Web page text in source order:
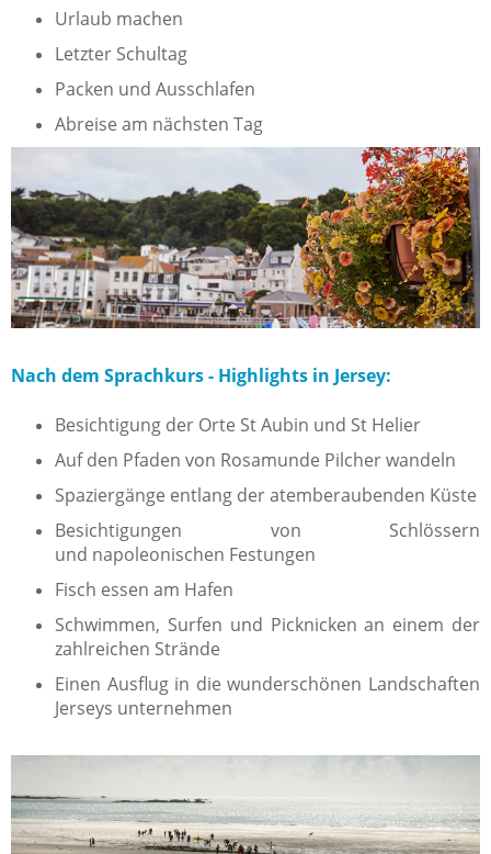
Urlaub machen
Letzter Schultag
Packen und Ausschlafen
Abreise am nächsten Tag
Nach dem Sprachkurs - Highlights in Jersey:
Besichtigung der Orte St Aubin und St Helier
Auf den Pfaden von Rosamunde Pilcher wandeln
Spaziergänge entlang der atemberaubenden Küste
Besichtigungen von Schlössern
und napoleonischen Festungen
Fisch essen am Hafen
Schwimmen, Surfen und Picknicken an einem der
zahlreichen Strände
Einen Ausflug in die wunderschönen Landschaften
Jerseys unternehmen